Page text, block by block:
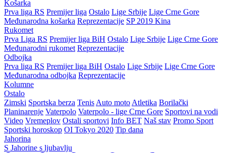
Košarka
Prva liga RS Premijer liga Ostalo Lige Srbije Lige Crne Gore
Međunarodna košarka Reprezentacije SP 2019 Kina
Rukomet
Prva Liga RS Premijer liga BiH Ostalo Lige Srbije Lige Crne Gore
Međunarodni rukomet Reprezentacije
Odbojka
Prva liga RS Premijer liga BiH Ostalo Lige Srbije Lige Crne Gore
Međunarodna odbojka Reprezentacije
Kolumne
Ostalo
Zimski Sportska berza Tenis Auto moto Atletika Borilački
Planinarenje Vaterpolo Vaterpolo - lige Crne Gore Sportovi na vodi
Video Vremeplov Ostali sportovi Info BET Naš stav Promo Sport
Sportski horoskop OI Tokyo 2020 Tip dana
Jahorina
S Jahorine s ljubavlju